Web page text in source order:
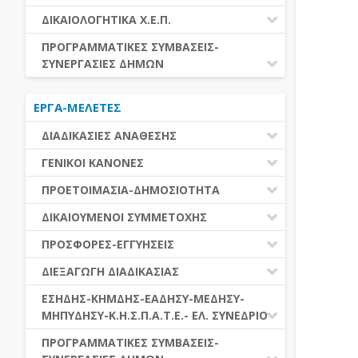
ΕΚΤΕΛΕΣΗ ΥΠΗΡΕΣΙΩΝ
ΕΚΤΕΛΕΣΗ ΠΡΟΜΗΘΕΙΩΝ
ΕΑΑΔΗΣΥ
ΕΑΔΗΣΥ
ΕΛ.ΣΥΝΕΔΡΙΟ
ΕΣΗΔΗΣ
ΔΙΚΑΙΟΛΟΓΗΤΙΚΑ Χ.Ε.Π.
ΔΙΚΑΙΟΛΟΓΗΤΙΚΑ Χ.Ε.Π.
ΠΡΟΓΡΑΜΜΑΤΙΚΕΣ ΣΥΜΒΑΣΕΙΣ-
ΣΥΝΕΡΓΑΣΙΕΣ ΔΗΜΩΝ
ΔΙΕΘΝΕΣ ΚΑΙ ΕΥΡΩΠΑΙΚΟ ΕΠΙΠΕΔΟ
ΠΡΟΓΡΑΜΜΑΤΙΚΕΣ ΣΥΜΒΑΣΕΙΣ
ΕΡΓΑ-ΜΕΛΕΤΕΣ
ΔΙΑΔΙΚΑΣΙΕΣ ΑΝΑΘΕΣΗΣ
ΔΙΑΔΙΚΑΣΙΕΣ ΑΝΑΘΕΣΗΣ
ΣΥΓΚΕΝΤΡΩΤΙΚΕΣ ΔΙΑΔΙΚΑΣΙΕΣ
ΑΝΑΘΕΣΗΣ
ΠΙΝΑΚΕΣ ΔΗΜΟΣΝΕΤ
ΓΕΝΙΚΟΙ ΚΑΝΟΝΕΣ
ΠΕΔΙΟ ΕΦΑΡΜΟΓΗΣ-ΕΝΑΡΞΗ ΙΣΧΥΟΣ
ΗΛΕΚΤΡΟΝΙΚΑ ΜΕΣΑ
ΓΕΝΙΚΕΣ ΑΡΧΕΣ ΚΑΙ ΚΑΝΟΝΕΣ
ΑΞΙΑ ΣΥΜΒΑΣΗΣ
ΕΙΔΗ ΣΥΜΒΑΣΕΩΝ
ΔΙΑΦΟΡΑ
ΠΡΟΕΤΟΙΜΑΣΙΑ-ΔΗΜΟΣΙΟΤΗΤΑ
ΓΝΩΜΟΔΟΤΙΚΑ ΟΡΓΑΝΑ-ΕΠΙΤΡΟΠΕΣ
ΠΡΟΕΤΟΙΜΑΣΙΑ
ΕΓΓΡΑΦΑ ΤΗΣ ΣΥΜΒΑΣΗΣ
ΔΗΜΟΣΙΕΥΣΕΙΣ
ΕΝΑΡΞΗ-ΠΡΟΘΕΣΜΙΕΣ
ΔΙΚΑΙΟΥΜΕΝΟΙ ΣΥΜΜΕΤΟΧΗΣ
ΔΙΚΑΙΟΥΜΕΝΟΙ ΣΥΜΜΕΤΟΧΗΣ
ΚΡΙΤΗΡΙΑ ΕΠΙΛΟΓΗΣ
ΛΟΓΟΙ ΑΠΟΚΛΕΙΣΜΟΥ
ΔΙΚΑΙΟΛΟΓΗΤΙΚΑ ΛΟΓΩΝ
ΑΠΟΚΛΕΙΣΜΟΥ & ΚΡΙΤΗΡΙΩΝ
ΕΠΙΛΟΓΗΣ
ΕΕΕΣ
ΠΡΟΣΦΟΡΕΣ-ΕΓΓΥΗΣΕΙΣ
ΕΓΓΥΗΣΕΙΣ
ΠΡΟΣΦΟΡΕΣ
ΔΙΕΞΑΓΩΓΗ ΔΙΑΔΙΚΑΣΙΑΣ
ΑΞΙΟΛΟΓΗΣΗ ΚΑΙ ΑΝΑΘΕΣΗ
ΑΠΟΤΕΛΕΣΜΑ ΔΙΑΔΙΚΑΣΙΑΣ
ΠΡΟΣΦΥΓΕΣ-ΕΝΣΤΑΣΕΙΣ
ΕΣΗΔΗΣ-ΚΗΜΔΗΣ-ΕΑΔΗΣΥ-ΜΕΔΗΣΥ-
ΜΗΠΥΔΗΣΥ-Κ.Η.Σ.Π.Α.Τ.Ε.- ΕΛ. ΣΥΝΕΔΡΙΟ
ΕΑΑΔΗΣΥ
ΠΡΟΓΡΑΜΜΑΤΙΚΕΣ ΣΥΜΒΑΣΕΙΣ-